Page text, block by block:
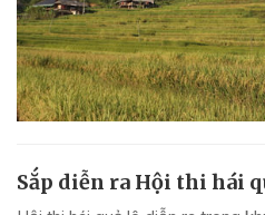
Sắp diễn ra Hội thi hái